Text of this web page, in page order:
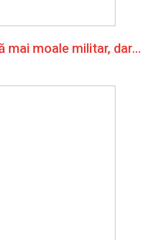
mai moale militar, dar…